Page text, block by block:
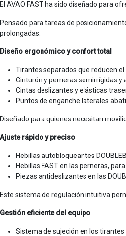
El AVAO FAST ha sido diseñado para
Pensado para tareas de
prolongadas.
Diseño ergonómico y confort total
Tirantes separados que reducen
Cinturón y perneras semirrígidas
Cintas deslizantes y elásticas
Puntos de enganche laterales
Diseñado para quienes necesitan
Ajuste rápido y preciso
Hebillas autobloqueantes
Hebillas FAST en las perneras,
Piezas antideslizantes en las
Este sistema de regulación intuitiva
Gestión eficiente del equipo
Sistema de sujeción en los